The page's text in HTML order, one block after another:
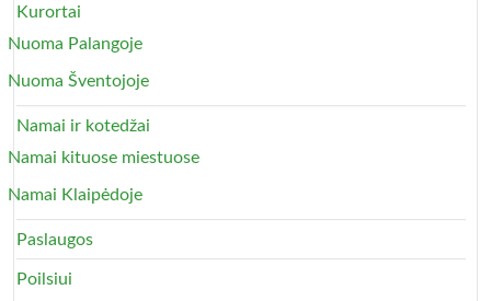
Kurortai
Nuoma Palangoje
Nuoma Šventojoje
Namai ir kotedžai
Namai kituose miestuose
Namai Klaipėdoje
Paslaugos
Poilsiui